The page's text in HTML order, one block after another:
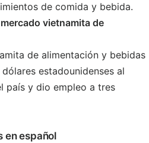
de comida y bebida.
vietnamita de
de alimentación y bebidas
estadounidenses al
país y dio empleo a tres
en español